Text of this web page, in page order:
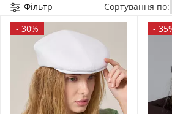
Фільтр
Сортування по:
- 30% -